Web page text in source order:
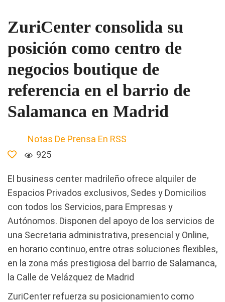
ZuriCenter consolida su
posición como centro de
negocios boutique de
referencia en el barrio de
Salamanca en Madrid
Notas De Prensa En RSS
925
El business center madrileño ofrece alquiler de
Espacios Privados exclusivos, Sedes y Domicilios
con todos los Servicios, para Empresas y
Autónomos. Disponen del apoyo de los servicios de
una Secretaria administrativa, presencial y Online,
en horario continuo, entre otras soluciones flexibles,
en la zona más prestigiosa del barrio de Salamanca,
la Calle de Velázquez de Madrid
ZuriCenter refuerza su posicionamiento como